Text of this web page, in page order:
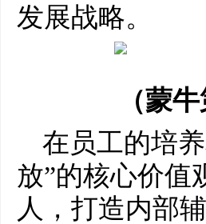
发展战略。
（蒙
在员工的培
放”的核心价值
人，打造内部